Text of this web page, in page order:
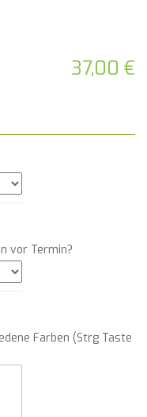
37,00 €
vor Termin?
Farben (Strg Taste